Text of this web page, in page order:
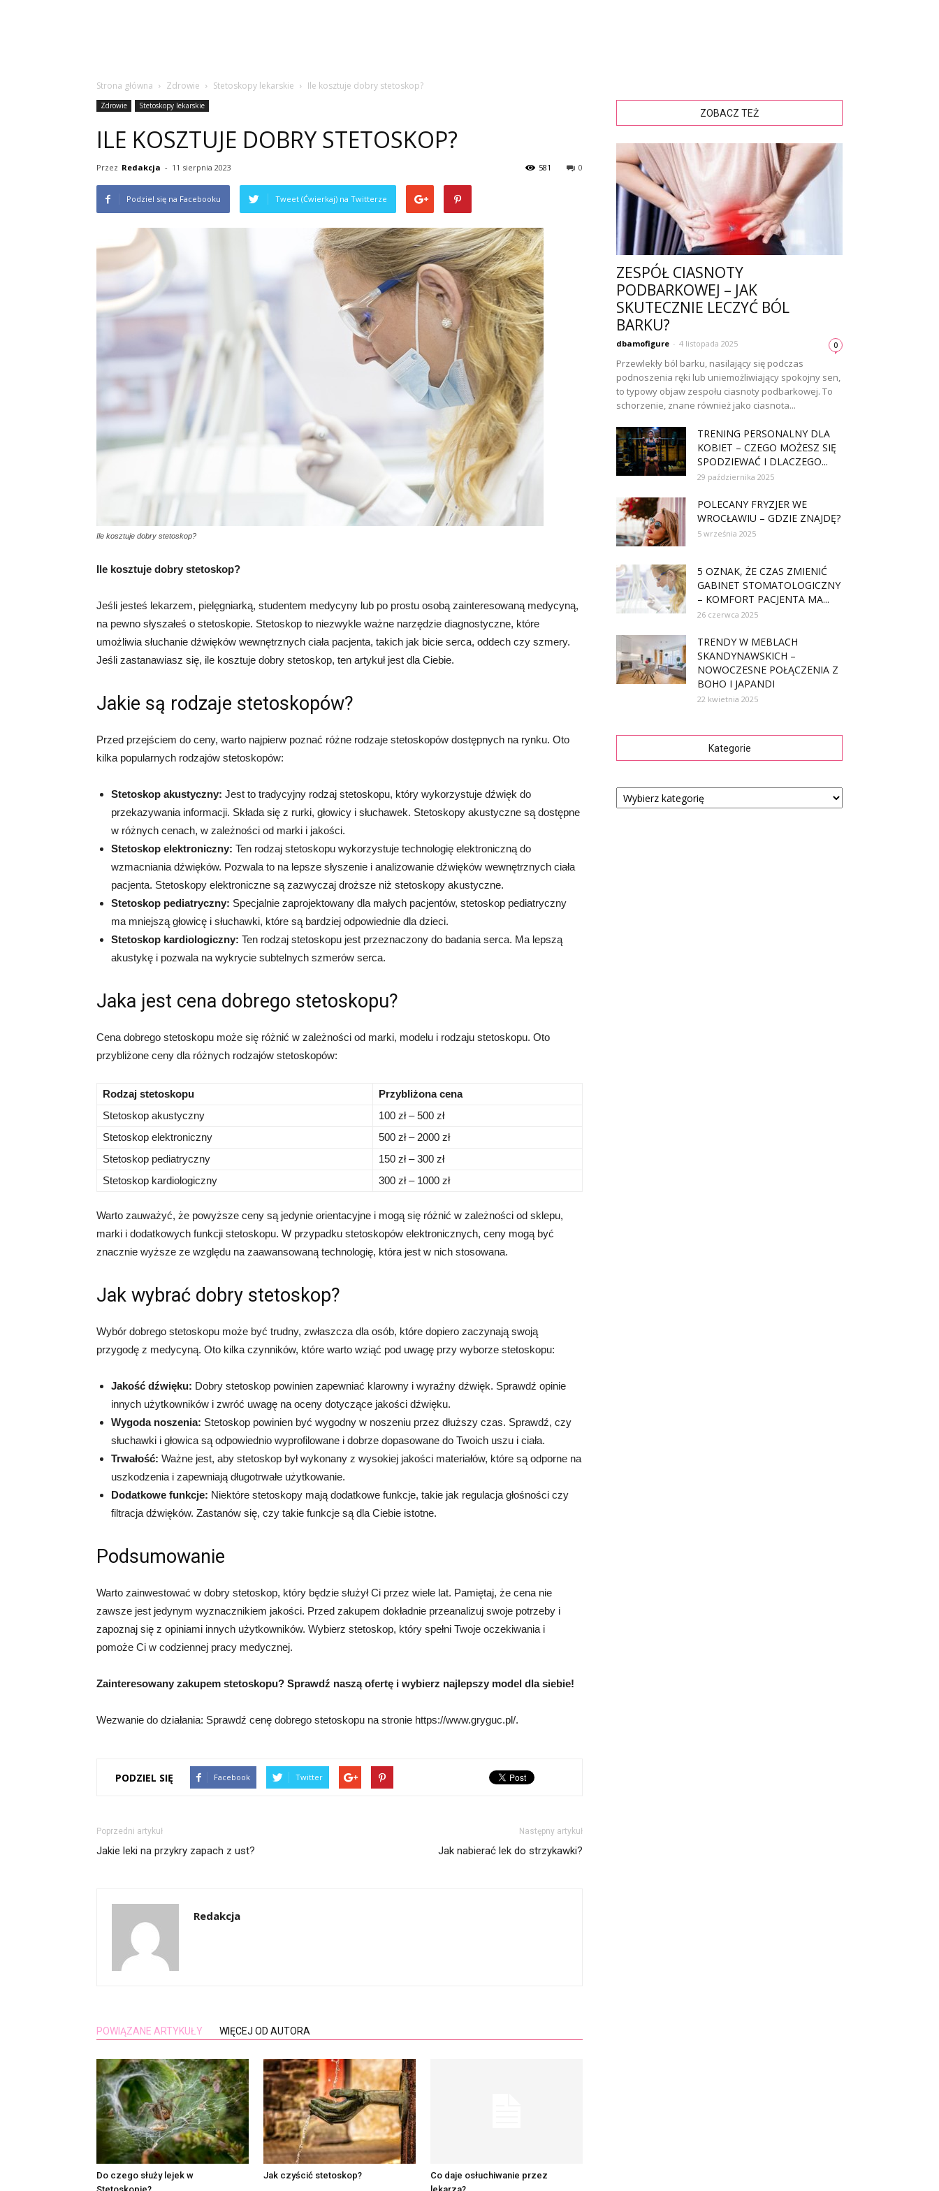
Strona główna Zdrowie Stetoskopy lekarskie Ile kosztuje dobry stetoskop?
Zdrowie Stetoskopy lekarskie
ILE KOSZTUJE DOBRY STETOSKOP?
Przez Redakcja - 11 sierpnia 2023 0
581
Podziel się na Facebooku Tweet (Ćwierkaj) na Twitterze
Ile kosztuje dobry stetoskop?
Ile kosztuje dobry stetoskop?
Jeśli jesteś lekarzem, pielęgniarką, studentem medycyny lub po prostu osobą zainteresowaną medycyną,
na pewno słyszałeś o stetoskopie. Stetoskop to niezwykle ważne narzędzie diagnostyczne, które
umożliwia słuchanie dźwięków wewnętrznych ciała pacjenta, takich jak bicie serca, oddech czy szmery.
Jeśli zastanawiasz się, ile kosztuje dobry stetoskop, ten artykuł jest dla Ciebie.
Jakie są rodzaje stetoskopów?
Przed przejściem do ceny, warto najpierw poznać różne rodzaje stetoskopów dostępnych na rynku. Oto
kilka popularnych rodzajów stetoskopów:
Stetoskop akustyczny: Jest to tradycyjny rodzaj stetoskopu, który wykorzystuje dźwięk do
przekazywania informacji. Składa się z rurki, głowicy i słuchawek. Stetoskopy akustyczne są dostępne
w różnych cenach, w zależności od marki i jakości.
Stetoskop elektroniczny: Ten rodzaj stetoskopu wykorzystuje technologię elektroniczną do
wzmacniania dźwięków. Pozwala to na lepsze słyszenie i analizowanie dźwięków wewnętrznych ciała
pacjenta. Stetoskopy elektroniczne są zazwyczaj droższe niż stetoskopy akustyczne.
Stetoskop pediatryczny: Specjalnie zaprojektowany dla małych pacjentów, stetoskop pediatryczny
ma mniejszą głowicę i słuchawki, które są bardziej odpowiednie dla dzieci.
Stetoskop kardiologiczny: Ten rodzaj stetoskopu jest przeznaczony do badania serca. Ma lepszą
akustykę i pozwala na wykrycie subtelnych szmerów serca.
Jaka jest cena dobrego stetoskopu?
Cena dobrego stetoskopu może się różnić w zależności od marki, modelu i rodzaju stetoskopu. Oto
przybliżone ceny dla różnych rodzajów stetoskopów:
Rodzaj stetoskopu
Przybliżona cena
Stetoskop akustyczny
100 zł – 500 zł
Stetoskop elektroniczny
500 zł – 2000 zł
Stetoskop pediatryczny
150 zł – 300 zł
Stetoskop kardiologiczny
300 zł – 1000 zł
Warto zauważyć, że powyższe ceny są jedynie orientacyjne i mogą się różnić w zależności od sklepu,
marki i dodatkowych funkcji stetoskopu. W przypadku stetoskopów elektronicznych, ceny mogą być
znacznie wyższe ze względu na zaawansowaną technologię, która jest w nich stosowana.
Jak wybrać dobry stetoskop?
Wybór dobrego stetoskopu może być trudny, zwłaszcza dla osób, które dopiero zaczynają swoją
przygodę z medycyną. Oto kilka czynników, które warto wziąć pod uwagę przy wyborze stetoskopu:
Jakość dźwięku: Dobry stetoskop powinien zapewniać klarowny i wyraźny dźwięk. Sprawdź opinie
innych użytkowników i zwróć uwagę na oceny dotyczące jakości dźwięku.
Wygoda noszenia: Stetoskop powinien być wygodny w noszeniu przez dłuższy czas. Sprawdź, czy
słuchawki i głowica są odpowiednio wyprofilowane i dobrze dopasowane do Twoich uszu i ciała.
Trwałość: Ważne jest, aby stetoskop był wykonany z wysokiej jakości materiałów, które są odporne na
uszkodzenia i zapewniają długotrwałe użytkowanie.
Dodatkowe funkcje: Niektóre stetoskopy mają dodatkowe funkcje, takie jak regulacja głośności czy
filtracja dźwięków. Zastanów się, czy takie funkcje są dla Ciebie istotne.
Podsumowanie
Warto zainwestować w dobry stetoskop, który będzie służył Ci przez wiele lat. Pamiętaj, że cena nie
zawsze jest jedynym wyznacznikiem jakości. Przed zakupem dokładnie przeanalizuj swoje potrzeby i
zapoznaj się z opiniami innych użytkowników. Wybierz stetoskop, który spełni Twoje oczekiwania i
pomoże Ci w codziennej pracy medycznej.
Zainteresowany zakupem stetoskopu? Sprawdź naszą ofertę i wybierz najlepszy model dla siebie!
Wezwanie do działania: Sprawdź cenę dobrego stetoskopu na stronie https://www.gryguc.pl/.
PODZIEL SIĘ Facebook Twitter
Poprzedni artykuł
Jakie leki na przykry zapach z ust?
Następny artykuł
Jak nabierać lek do strzykawki?
Redakcja
POWIĄZANE ARTYKUŁY WIĘCEJ OD AUTORA
Do czego służy lejek w
Jak czyścić stetoskop?
Co daje osłuchiwanie przez
ZOBACZ TEŻ
ZESPÓŁ CIASNOTY
PODBARKOWEJ – JAK
SKUTECZNIE LECZYĆ BÓL
BARKU?
dbamofigure - 4 listopada 2025 0
Przewlekły ból barku, nasilający się podczas
podnoszenia ręki lub uniemożliwiający spokojny sen,
to typowy objaw zespołu ciasnoty podbarkowej. To
schorzenie, znane również jako ciasnota...
TRENING PERSONALNY DLA
KOBIET – CZEGO MOŻESZ SIĘ
SPODZIEWAĆ I DLACZEGO...
29 października 2025
POLECANY FRYZJER WE
WROCŁAWIU – GDZIE ZNAJDĘ?
5 września 2025
5 OZNAK, ŻE CZAS ZMIENIĆ
GABINET STOMATOLOGICZNY
– KOMFORT PACJENTA MA...
26 czerwca 2025
TRENDY W MEBLACH
SKANDYNAWSKICH –
NOWOCZESNE POŁĄCZENIA Z
BOHO I JAPANDI
22 kwietnia 2025
Kategorie
Kategorie